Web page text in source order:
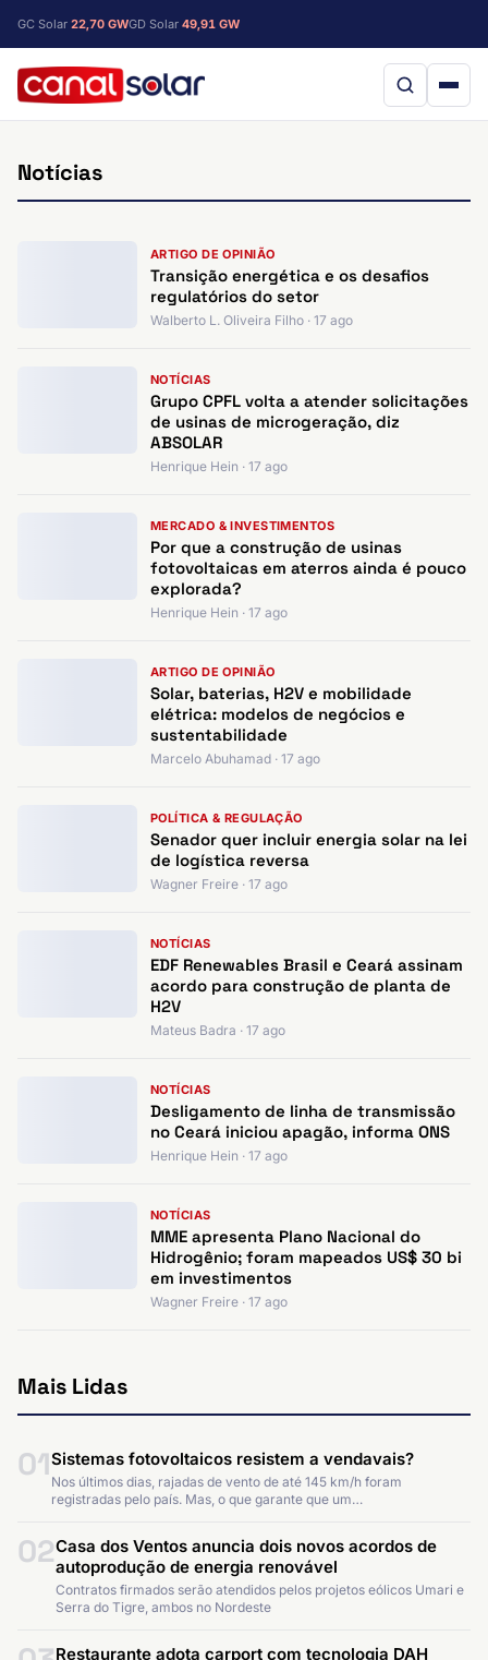
GC Solar 22,70 GWGD Solar 49,91 GW
Notícias
ARTIGO DE OPINIÃO
Transição energética e os desafios
regulatórios do setor
Walberto L. Oliveira Filho · 17 ago
NOTÍCIAS
Grupo CPFL volta a atender solicitações
de usinas de microgeração, diz
ABSOLAR
Henrique Hein · 17 ago
MERCADO & INVESTIMENTOS
Por que a construção de usinas
fotovoltaicas em aterros ainda é pouco
explorada?
Henrique Hein · 17 ago
ARTIGO DE OPINIÃO
Solar, baterias, H2V e mobilidade
elétrica: modelos de negócios e
sustentabilidade
Marcelo Abuhamad · 17 ago
POLÍTICA & REGULAÇÃO
Senador quer incluir energia solar na lei
de logística reversa
Wagner Freire · 17 ago
NOTÍCIAS
EDF Renewables Brasil e Ceará assinam
acordo para construção de planta de
H2V
Mateus Badra · 17 ago
NOTÍCIAS
Desligamento de linha de transmissão
no Ceará iniciou apagão, informa ONS
Henrique Hein · 17 ago
NOTÍCIAS
MME apresenta Plano Nacional do
Hidrogênio; foram mapeados US$ 30 bi
em investimentos
Wagner Freire · 17 ago
Mais Lidas
01Sistemas fotovoltaicos resistem a vendavais?
Nos últimos dias, rajadas de vento de até 145 km/h foram
registradas pelo país. Mas, o que garante que um…
02Casa dos Ventos anuncia dois novos acordos de
autoprodução de energia renovável
Contratos firmados serão atendidos pelos projetos eólicos Umari e
Serra do Tigre, ambos no Nordeste
Restaurante adota carport com tecnologia DAH